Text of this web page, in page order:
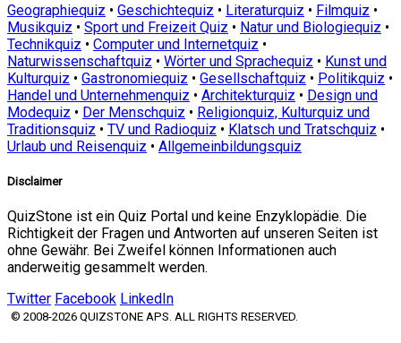
Geographiequiz • Geschichtequiz • Literaturquiz • Filmquiz •
Musikquiz • Sport und Freizeit Quiz • Natur und Biologiequiz •
Technikquiz • Computer und Internetquiz •
Naturwissenschaftquiz • Wörter und Sprachequiz • Kunst und
Kulturquiz • Gastronomiequiz • Gesellschaftquiz • Politikquiz •
Handel und Unternehmenquiz • Architekturquiz • Design und
Modequiz • Der Menschquiz • Religionquiz, Kulturquiz und
Traditionsquiz • TV und Radioquiz • Klatsch und Tratschquiz •
Urlaub und Reisenquiz • Allgemeinbildungsquiz
Disclaimer
QuizStone ist ein Quiz Portal und keine Enzyklopädie. Die
Richtigkeit der Fragen und Antworten auf unseren Seiten ist
ohne Gewähr. Bei Zweifel können Informationen auch
anderweitig gesammelt werden.
Twitter Facebook LinkedIn
© 2008-2026 QUIZSTONE APS. ALL RIGHTS RESERVED.